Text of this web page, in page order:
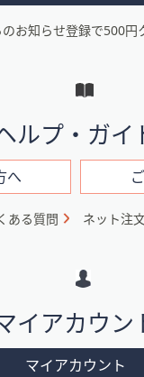
のお知らせ登録で500円
ルプ・ガイ
へ
ある質問 ネット注
イアカウン
マイアカウント